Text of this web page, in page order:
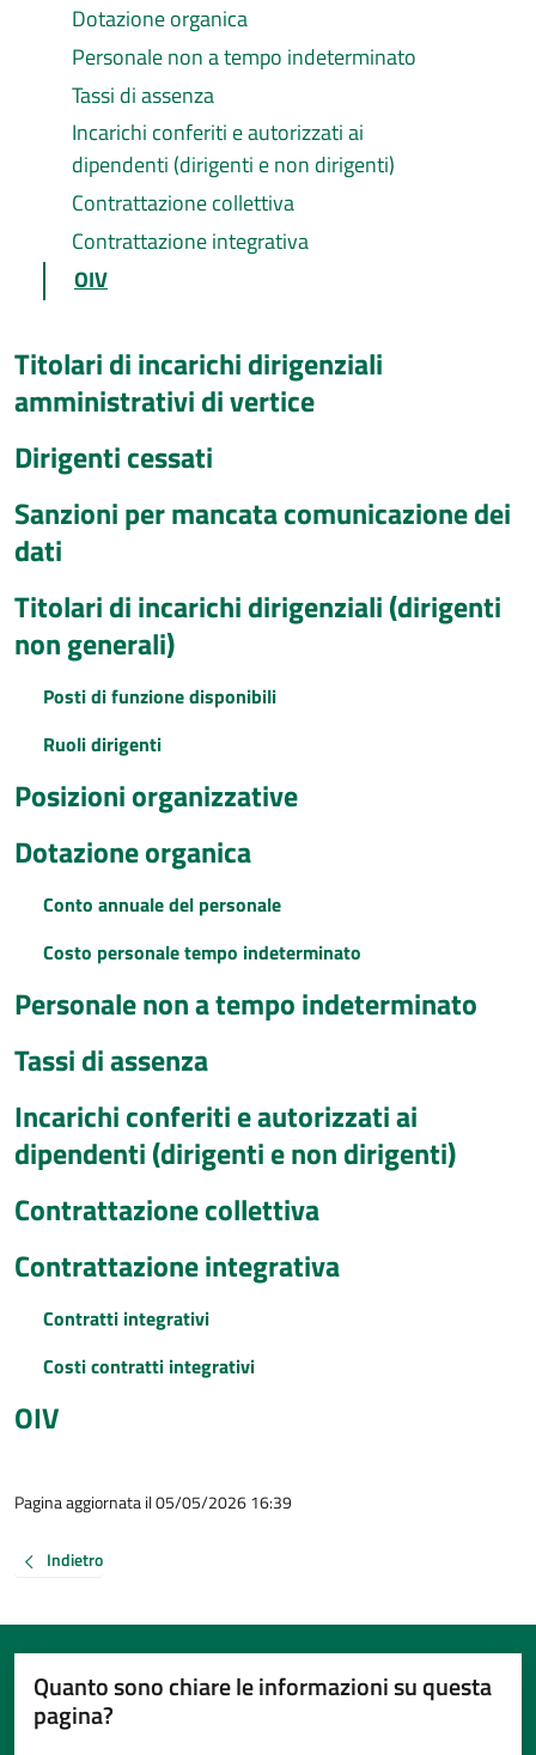
Dotazione organica
Personale non a tempo indeterminato
Tassi di assenza
Incarichi conferiti e autorizzati ai
dipendenti (dirigenti e non dirigenti)
Contrattazione collettiva
Contrattazione integrativa
OIV
Titolari di incarichi dirigenziali
amministrativi di vertice
Dirigenti cessati
Sanzioni per mancata comunicazione dei
dati
Titolari di incarichi dirigenziali (dirigenti
non generali)
Posti di funzione disponibili
Ruoli dirigenti
Posizioni organizzative
Dotazione organica
Conto annuale del personale
Costo personale tempo indeterminato
Personale non a tempo indeterminato
Tassi di assenza
Incarichi conferiti e autorizzati ai
dipendenti (dirigenti e non dirigenti)
Contrattazione collettiva
Contrattazione integrativa
Contratti integrativi
Costi contratti integrativi
OIV
Pagina aggiornata il 05/05/2026 16:39
Indietro
Quanto sono chiare le informazioni su questa
pagina?